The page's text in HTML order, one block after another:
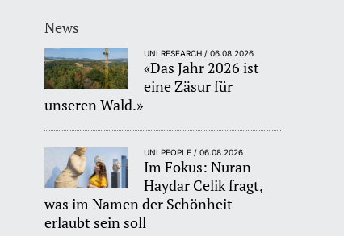
News
UNI RESEARCH / 06.08.2026
«Das Jahr 2026 ist
eine Zäsur für
unseren Wald.»
UNI PEOPLE / 06.08.2026
Im Fokus: Nuran
Haydar Celik fragt,
was im Namen der Schönheit
erlaubt sein soll